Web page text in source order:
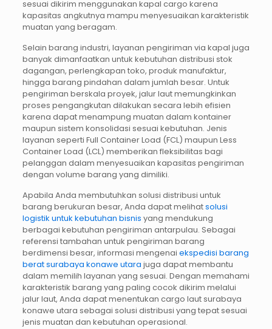
sesuai dikirim menggunakan kapal cargo karena
kapasitas angkutnya mampu menyesuaikan karakteristik
muatan yang beragam.
Selain barang industri, layanan pengiriman via kapal juga
banyak dimanfaatkan untuk kebutuhan distribusi stok
dagangan, perlengkapan toko, produk manufaktur,
hingga barang pindahan dalam jumlah besar. Untuk
pengiriman berskala proyek, jalur laut memungkinkan
proses pengangkutan dilakukan secara lebih efisien
karena dapat menampung muatan dalam kontainer
maupun sistem konsolidasi sesuai kebutuhan. Jenis
layanan seperti Full Container Load (FCL) maupun Less
Container Load (LCL) memberikan fleksibilitas bagi
pelanggan dalam menyesuaikan kapasitas pengiriman
dengan volume barang yang dimiliki.
Apabila Anda membutuhkan solusi distribusi untuk
barang berukuran besar, Anda dapat melihatsolusi
logistik untuk kebutuhan bisnis yang mendukung
berbagai kebutuhan pengiriman antarpulau. Sebagai
referensi tambahan untuk pengiriman barang
berdimensi besar, informasi mengenai ekspedisi barang
berat surabaya konawe utara juga dapat membantu
dalam memilih layanan yang sesuai. Dengan memahami
karakteristik barang yang paling cocok dikirim melalui
jalur laut, Anda dapat menentukan cargo laut surabaya
konawe utara sebagai solusi distribusi yang tepat sesuai
jenis muatan dan kebutuhan operasional.